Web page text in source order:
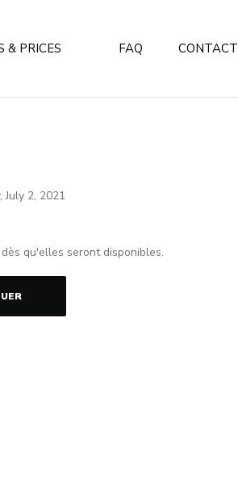
& PRICES FAQ CONTACT
2, 2021
qu'elles seront disponibles.